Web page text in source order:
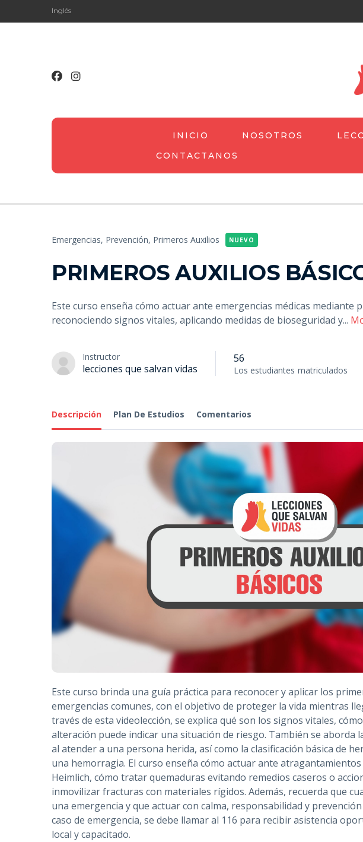
Inglés
INICIO NOSOTROS
CONTACTANOS
Emergencias, Prevención, Primeros Auxilios NUEVO
PRIMEROS AUXILIOS
Este curso enseña cómo actuar ante emergencias médicas mediante
reconociendo signos vitales, aplicando medidas de bioseguridad y...
Instructor
lecciones que salvan vidas
56
Los estudiantes matriculados
Descripción Plan De Estudios Comentarios
Este curso brinda una guía práctica para reconocer y aplicar los
emergencias comunes, con el objetivo de proteger la vida mientras
través de esta videolección, se explica qué son los signos vitales,
alteración puede indicar una situación de riesgo. También se aborda
al atender a una persona herida, así como la clasificación básica de
una hemorragia. El curso enseña cómo actuar ante
Heimlich, cómo tratar quemaduras evitando remedios caseros o
inmovilizar fracturas con materiales rígidos. Además, recuerda que
una emergencia y que actuar con calma, responsabilidad y
caso de emergencia, se debe llamar al 116 para recibir asistencia
local y capacitado.